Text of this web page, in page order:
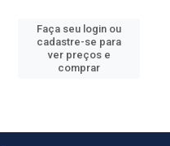
Faça seu login ou
cadastre-se para
ver preços e
comprar